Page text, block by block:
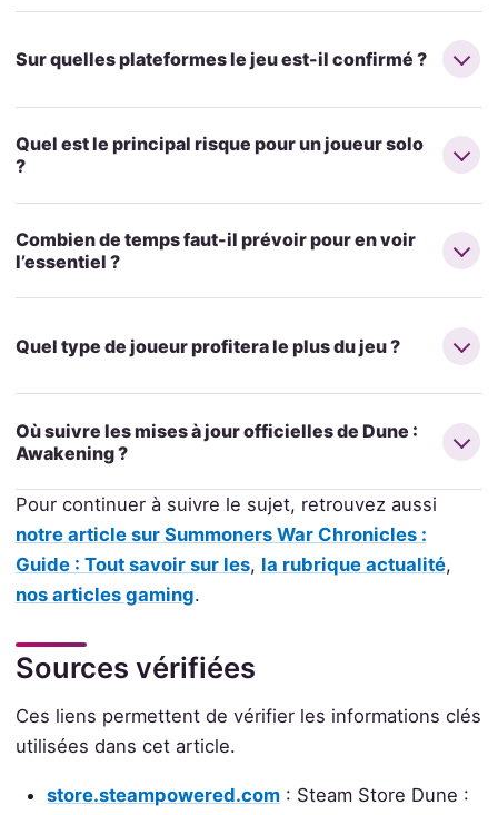
Sur quelles plateformes le jeu est-il confirmé ?
Quel est le principal risque pour un joueur solo
?
Combien de temps faut-il prévoir pour en voir
l’essentiel ?
Quel type de joueur profitera le plus du jeu ?
Où suivre les mises à jour officielles de Dune :
Awakening ?
Pour continuer à suivre le sujet, retrouvez aussi
notre article sur Summoners War Chronicles :
Guide : Tout savoir sur les, la rubrique actualité,
nos articles gaming.
Sources vérifiées
Ces liens permettent de vérifier les informations clés
utilisées dans cet article.
store.steampowered.com : Steam Store Dune :